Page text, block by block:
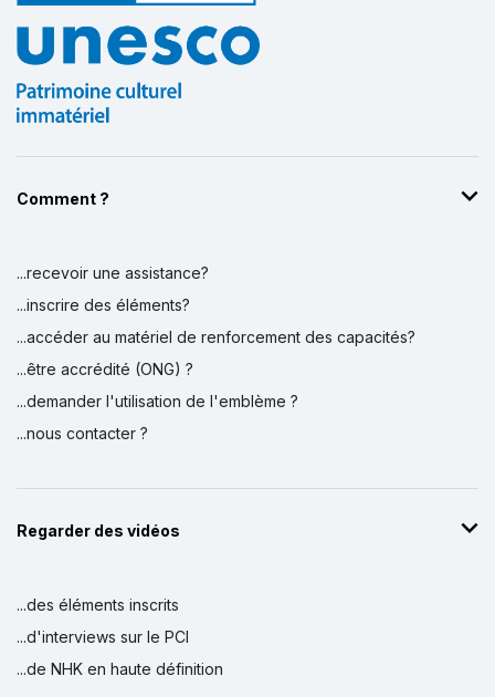
Comment ?
...recevoir une assistance?
...inscrire des éléments?
...accéder au matériel de renforcement des capacités?
...être accrédité (ONG) ?
...demander l'utilisation de l'emblème ?
...nous contacter ?
Regarder des vidéos
...des éléments inscrits
...d'interviews sur le PCI
...de NHK en haute définition